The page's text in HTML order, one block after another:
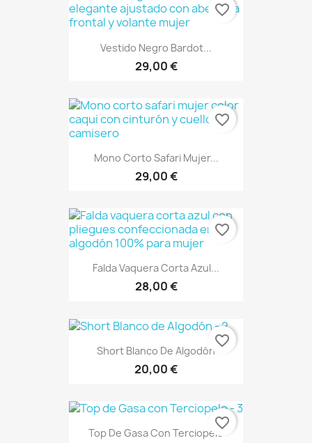
Vestido Negro Bardot...
29,00 €
favorite_border
Mono Corto Safari Mujer...
29,00 €
favorite_border
Falda Vaquera Corta Azul...
28,00 €
favorite_border
Short Blanco De Algodón
20,00 €
favorite_border
Top De Gasa Con Terciopelo
favorite_border